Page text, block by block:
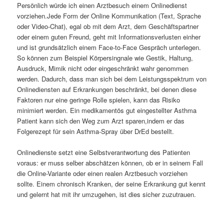
Persönlich würde ich einen Arztbesuch einem Onlinedienst
vorziehen.Jede Form der Online Kommunikation (Text, Sprache
oder Video-Chat), egal ob mit dem Arzt, dem Geschäftspartner
oder einem guten Freund, geht mit Informationsverlusten einher
und ist grundsätzlich einem Face-to-Face Gespräch unterlegen.
So können zum Beispiel Körpersingnale wie Gestik, Haltung,
Ausdruck, Mimik nicht oder eingeschränkt wahr genommen
werden. Dadurch, dass man sich bei dem Leistungsspektrum von
Onlinediensten auf Erkrankungen beschränkt, bei denen diese
Faktoren nur eine geringe Rolle spielen, kann das Risiko
minimiert werden. Ein medikamentös gut eingestellter Asthma
Patient kann sich den Weg zum Arzt sparen,indem er das
Folgerezept für sein Asthma-Spray über DrEd bestellt.
Onlinedienste setzt eine Selbstverantwortung des Patienten
voraus: er muss selber abschätzen können, ob er in seinem Fall
die Online-Variante oder einen realen Arztbesuch vorziehen
sollte. Einem chronisch Kranken, der seine Erkrankung gut kennt
und gelernt hat mit ihr umzugehen, ist dies sicher zuzutrauen.